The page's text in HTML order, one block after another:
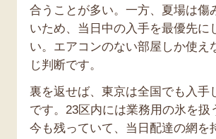
合うことが多い。一方、夏場は傷
いため、当日中の入手を最優先に
い。エアコンのない部屋しか使え
じ判断です。
裏を返せば、東京は全国でも入手
です。23区内には業務用の氷を扱
今も残っていて、当日配達の網を